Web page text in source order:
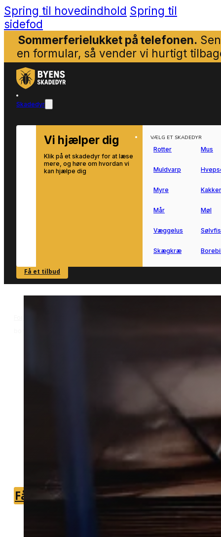
Spring til hovedindhold Spring til
sidefod
Sommerferielukket på telefonen.
en formular, så vender vi hurtigt
Skadedyr
Vi hjælper dig
Klik på et skadedyr for at læse
mere, og høre om hvordan vi
kan hjælpe dig
SE OVERSIGT
VÆLG ET SKADEDYR
Rotter Mus
Muldvarp
Myre
Mår Møl
Væggelus
Skægkræ
Få et tilbud
Bekæmpelse af borebiller i Hedensted
gør det nemt at få kontakt til lokal
hjælp, hvis du har mistanke om
Vi forbinder dig med partnere fra
Få et tilbud +45 51 90 85 46